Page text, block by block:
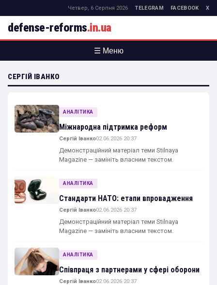
Четвер, 6 Серпня 2026 TELEGRAM FACEBOOK X
defense-reforms.in.ua
☰ Меню
СЕРГІЙ ІВАНКО
АНАЛІТИКА
Міжнародна підтримка реформ
Сергій Іванко02.06.2026 20:37
Демонстраційний матеріал теми Stilnaya
Magazine — замініть власним текстом.
АНАЛІТИКА
Стандарти НАТО: етапи впровадження
Сергій Іванко02.06.2026 20:37
Демонстраційний матеріал теми Stilnaya
Magazine — замініть власним текстом.
АНАЛІТИКА
Співпраця з партнерами у сфері оборони
Сергій Іванко02.06.2026 20:37